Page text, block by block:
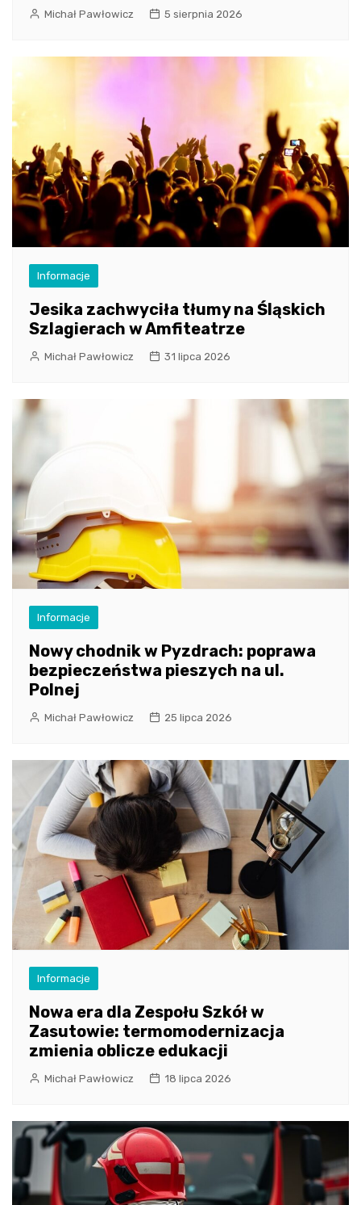
Michał Pawłowicz 5 sierpnia 2026
Informacje
Jesika zachwyciła tłumy na Śląskich
Szlagierach w Amfiteatrze
Michał Pawłowicz 31 lipca 2026
Informacje
Nowy chodnik w Pyzdrach: poprawa
bezpieczeństwa pieszych na ul.
Polnej
Michał Pawłowicz 25 lipca 2026
Informacje
Nowa era dla Zespołu Szkół w
Zasutowie: termomodernizacja
zmienia oblicze edukacji
Michał Pawłowicz 18 lipca 2026